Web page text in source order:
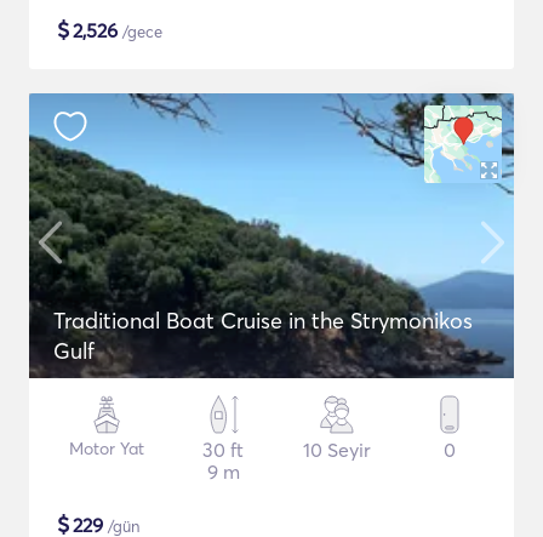
$2,526 /gece
Traditional Boat Cruise in the Strymonikos
Gulf
Motor Yat
30 ft
9 m
10 Seyir 0
$229 /gün